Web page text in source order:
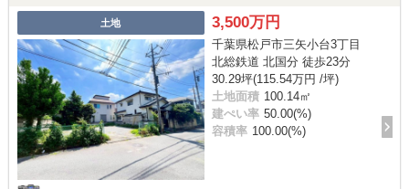
土地 3,500万円
千葉県松戸市三矢小台3丁目
北総鉄道 北国分 徒歩23分
30.29坪(115.54万円 /坪)
土地面積 100.14㎡
建ぺい率 50.00(%)
容積率 100.00(%)